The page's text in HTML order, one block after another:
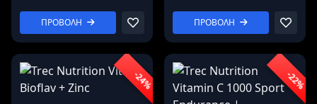
ΠΡΟΒΟΛΗ ΠΡΟΒΟΛΗ
-24% -22%